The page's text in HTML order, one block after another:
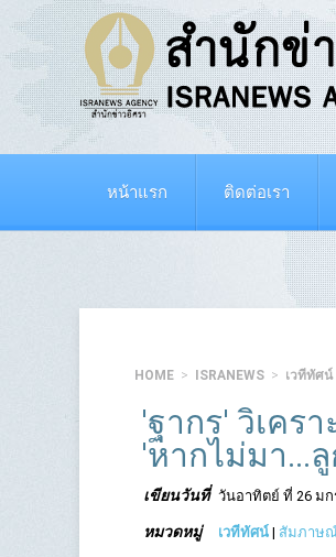
หน้าแรก ติดต่อเรา
HOME ISRANEWS เวทีทัศน์
'ฐากร' วิเคร
'หากไม่มา...
เขียนวันที่ วันอาทิตย์ ที่ 26 มก
หมวดหมู่ เวทีทัศน์ | สัมภาษณ์